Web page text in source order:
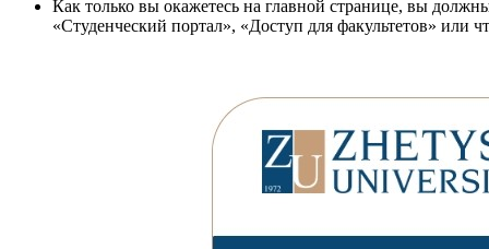
Как только вы окажетесь на главной странице, вы
«Студенческий портал», «Доступ для факультетов» или